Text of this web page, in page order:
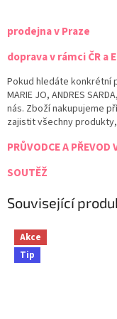
prodejna v Praze
doprava v rámci ČR a
Pokud hledáte konkrétní
MARIE JO, ANDRES
nás. Zboží nakupujeme
zajistit všechny
PRŮVODCE A
SOUTĚŽ
Související
Akce
Tip